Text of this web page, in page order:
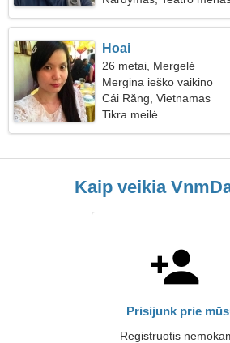
Hoai
26 metai, Mergelė
Mergina ieško vaikino
Cái Răng, Vietnamas
Tikra meilė
Kaip veikia
Prisijunk prie
Registruotis